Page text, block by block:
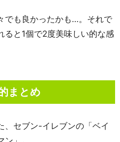
でも良かったかも…。それで
ると1個で2度美味しい的な感
まとめ
、セブン-イレブンの「ベイ